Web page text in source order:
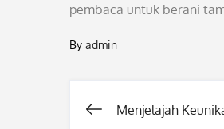
pembaca untuk berani
By admin
Menjelajah